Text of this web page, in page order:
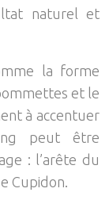
naturel et
la forme
et le
à accentuer
peut être
: l’arête du
Cupidon.